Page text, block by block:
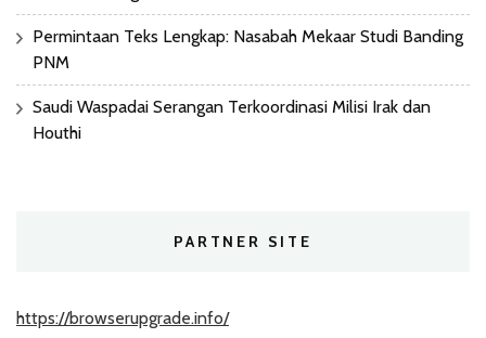
Permintaan Teks Lengkap: Nasabah Mekaar Studi Banding
PNM
Saudi Waspadai Serangan Terkoordinasi Milisi Irak dan
Houthi
PARTNER SITE
https://browserupgrade.info/